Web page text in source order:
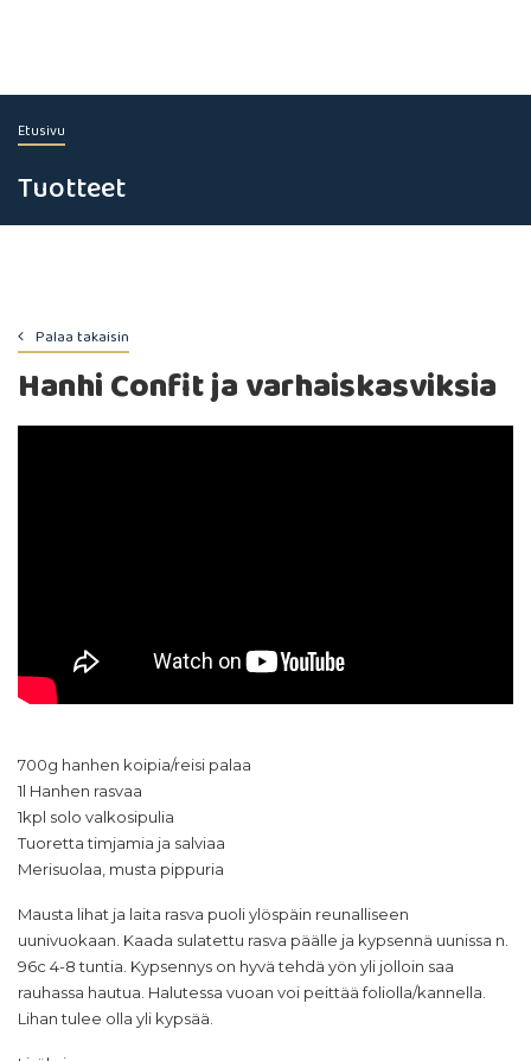
Etusivu
Tuotteet
Palaa takaisin
Hanhi Confit ja varhaiskasviksia
700g hanhen koipia/reisi palaa
1l Hanhen rasvaa
1kpl solo valkosipulia
Tuoretta timjamia ja salviaa
Merisuolaa, musta pippuria
Mausta lihat ja laita rasva puoli ylöspäin reunalliseen
uunivuokaan. Kaada sulatettu rasva päälle ja kypsennä uunissa n.
96c 4-8 tuntia. Kypsennys on hyvä tehdä yön yli jolloin saa
rauhassa hautua. Halutessa vuoan voi peittää foliolla/kannella.
Lihan tulee olla yli kypsää.